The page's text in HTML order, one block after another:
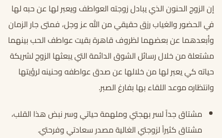
إن الزوج الحنون الذي يبادل زوجته العواطف ويعبر لها عن حبه لها
في الحضور والغياب رزق حقيقي من الله عز وجل، فمتى جار الزمان
وأبعدهما عن بعضهما لظروف قاهرة بقيت عواطف الحب بينهما
مشتعلة من خلال رسائل الشوق الدائمة التي يبعثها الزوج لشريكة
حياته كي يعبر لها من خلالها عن صدق عواطفه وحنينه لرؤيتها
وانتظاره موعد اللقاء بها بفارغ الصبر.
مشتاق جداً لسر بهجتي وملهمة حياتي وسر نبض هذا القلب،
مشتاق كثيراً لزوجتي الغالية مصدر سعادتي وفرحتي.